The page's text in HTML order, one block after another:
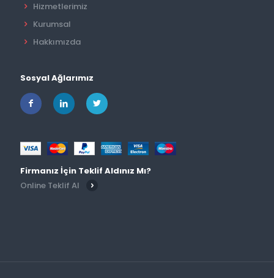
Hizmetlerimiz
Kurumsal
Hakkımızda
Sosyal Ağlarımız
Firmanız İçin Teklif Aldınız Mı?
Online Teklif Al